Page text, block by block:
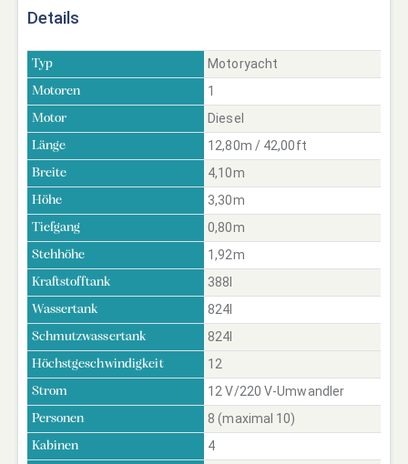
Details
Typ Motoryacht
Motoren 1
Motor Diesel
Länge 12,80m / 42,00ft
Breite 4,10m
Höhe 3,30m
Tiefgang 0,80m
Stehhöhe 1,92m
Kraftstofftank 388l
Wassertank 824l
Schmutzwassertank 824l
Höchstgeschwindigkeit 12
Strom 12 V/220 V-Umwandler
Personen 8 (maximal 10)
Kabinen 4